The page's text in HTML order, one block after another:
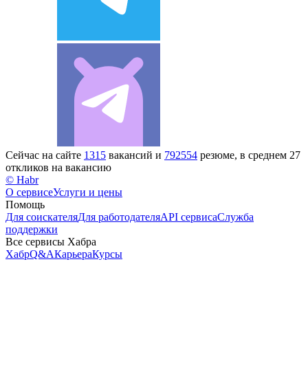
Сейчас на сайте 1315 вакансий и 792554 резюме, в среднем 27
откликов на вакансию
© Habr
О сервисеУслуги и цены
Помощь
Для соискателяДля работодателяAPI сервисаСлужба
поддержки
Все сервисы Хабра
ХабрQ&AКарьераКурсы